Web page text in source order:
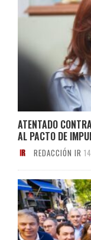
ATENTADO
AL PACTO DE
REDACCIÓN IR